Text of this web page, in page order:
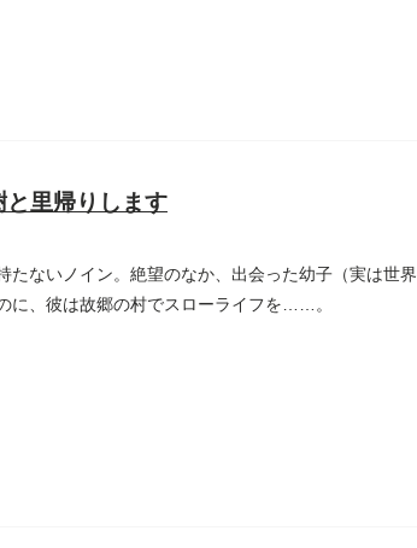
里帰りします
ないノイン。絶望のなか、出会った幼子（実は世界
、彼は故郷の村でスローライフを……。